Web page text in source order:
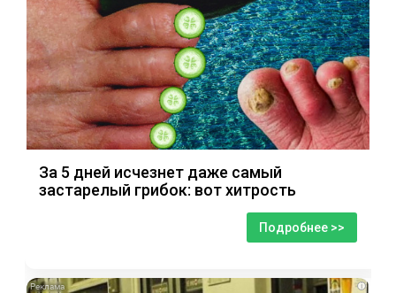
За 5 дней исчезнет даже самый
застарелый грибок: вот хитрость
Подробнее >>
i